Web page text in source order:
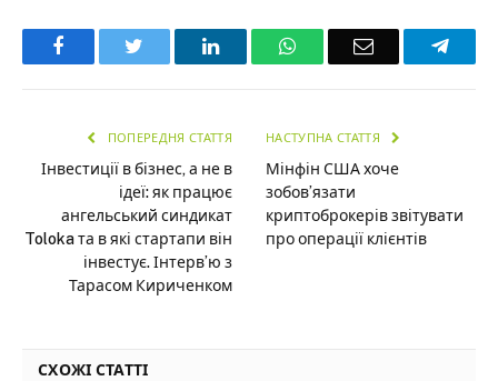
Facebook LinkedInWhatsAppEmail
ПОПЕРЕДНЯ СТАТТЯ
Інвестиції в бізнес, а не в
ідеї: як працює
ангельський синдикат
Toloka та в які стартапи він
інвестує. Інтерв’ю з
Тарасом Кириченком
НАСТУПНА СТАТТЯ
Мінфін США хоче
зобов’язати
криптоброкерів звітувати
про операції клієнтів
СХОЖІ СТАТТІ